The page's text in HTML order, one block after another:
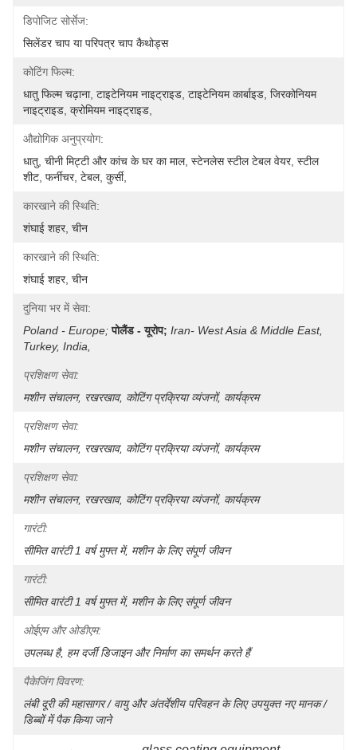
डिपोजिट सोर्सेज:
सिलेंडर चाप या परिपत्र चाप कैथोड्स
कोटिंग फिल्म:
धातु फिल्म चढ़ाना, टाइटेनियम नाइट्राइड, टाइटेनियम कार्बाइड, जिरकोनियम
नाइट्राइड, क्रोमियम नाइट्राइड,
औद्योगिक अनुप्रयोग:
धातु, चीनी मिट्टी और कांच के घर का माल, स्टेनलेस स्टील टेबल वेयर, स्टील
शीट, फर्नीचर, टेबल, कुर्सी,
कारखाने की स्थिति:
शंघाई शहर, चीन
कारखाने की स्थिति:
शंघाई शहर, चीन
दुनिया भर में सेवा:
Poland - Europe; पोलैंड - यूरोप; Iran- West Asia & Middle East,
Turkey, India,
प्रशिक्षण सेवा:
मशीन संचालन, रखरखाव, कोटिंग प्रक्रिया व्यंजनों, कार्यक्रम
प्रशिक्षण सेवा:
मशीन संचालन, रखरखाव, कोटिंग प्रक्रिया व्यंजनों, कार्यक्रम
प्रशिक्षण सेवा:
मशीन संचालन, रखरखाव, कोटिंग प्रक्रिया व्यंजनों, कार्यक्रम
गारंटी:
सीमित वारंटी 1 वर्ष मुफ्त में, मशीन के लिए संपूर्ण जीवन
गारंटी:
सीमित वारंटी 1 वर्ष मुफ्त में, मशीन के लिए संपूर्ण जीवन
ओईएम और ओडीएम:
उपलब्ध है, हम दर्जी डिजाइन और निर्माण का समर्थन करते हैं
पैकेजिंग विवरण:
लंबी दूरी की महासागर / वायु और अंतर्देशीय परिवहन के लिए उपयुक्त नए मानक /
डिब्बों में पैक किया जाने